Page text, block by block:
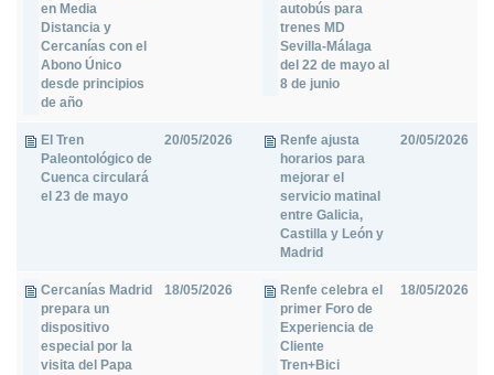
en Media
Distancia y
Cercanías con el
Abono Único
desde principios
de año
autobús para
trenes MD
Sevilla-Málaga
del 22 de mayo al
8 de junio
El Tren
Paleontológico de
Cuenca circulará
el 23 de mayo
20/05/2026
Renfe ajusta
horarios para
mejorar el
servicio matinal
entre Galicia,
Castilla y León y
Madrid
20/05/2026
Cercanías Madrid
prepara un
dispositivo
especial por la
visita del Papa
18/05/2026
Renfe celebra el
primer Foro de
Experiencia de
Cliente
Tren+Bici
18/05/2026